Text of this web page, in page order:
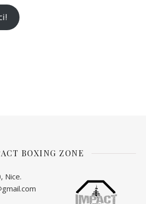
BOXING ZONE
Nice.